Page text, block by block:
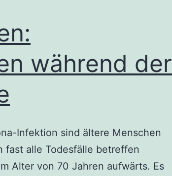
während der
Infektion sind ältere Menschen
fast alle Todesfälle betreffen
Alter von 70 Jahren aufwärts. Es